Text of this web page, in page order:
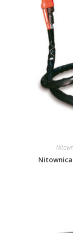
Nitownica